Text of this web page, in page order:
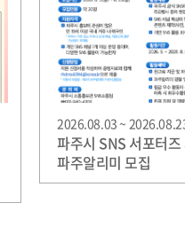
2026.08.03 ~
파주시 SNS 서포터즈
파주알리미 모집